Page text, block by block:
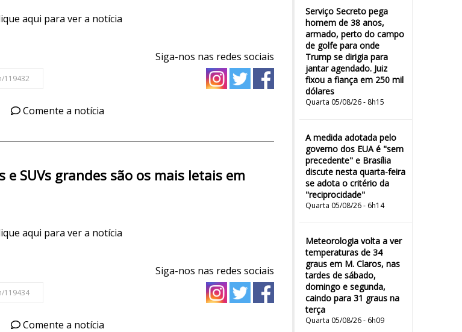
Serviço Secreto pega
homem de 38 anos,
armado, perto do campo
de golfe para onde
Trump se dirigia para
jantar agendado. Juiz
fixou a fiança em 250 mil
dólares
Quarta 05/08/26 - 8h15
A medida adotada pelo
governo dos EUA é "sem
precedente" e Brasília
discute nesta quarta-feira
se adota o critério da
"reciprocidade"
Quarta 05/08/26 - 6h14
Meteorologia volta a ver
temperaturas de 34
graus em M. Claros, nas
tardes de sábado,
domingo e segunda,
caindo para 31 graus na
terça
Quarta 05/08/26 - 6h09
aqui para ver a notícia
Siga-nos nas redes sociais
Comente a notícia
e SUVs grandes são os mais letais em
aqui para ver a notícia
Siga-nos nas redes sociais
Comente a notícia